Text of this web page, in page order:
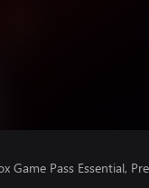
Game Pass Essential,